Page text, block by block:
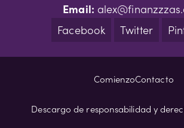
Email:
Facebook
Twitter
ComienzoContacto
Descargo de responsabilidad y